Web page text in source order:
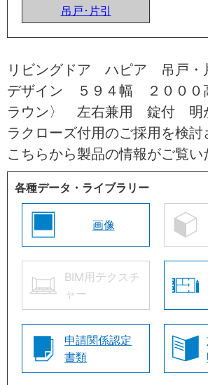
吊戸･片引
リビングドア ハピア 吊戸
デザイン ５９４幅 ２００
ラウン〉 左右兼用 錠付 明
ラクローズ付用のご採用を検
こちらから製品の情報がご覧い
各種データ・ライブラリー
画像
BIM用テクスチ
ャー
申請関係認定
書類